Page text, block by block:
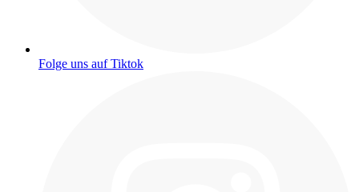
Folge uns auf Tiktok